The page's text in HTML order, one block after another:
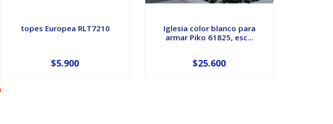
topes Europea RLT7210
$5.900
Iglesia color blanco para
armar Piko 61825, esc...
$25.600